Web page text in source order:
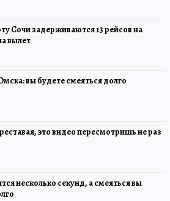
Сочи задерживаются 13 рейсов на
вылет
вы будете смеяться долго
это видео пересмотришь не раз
несколько секунд, а смеяться вы